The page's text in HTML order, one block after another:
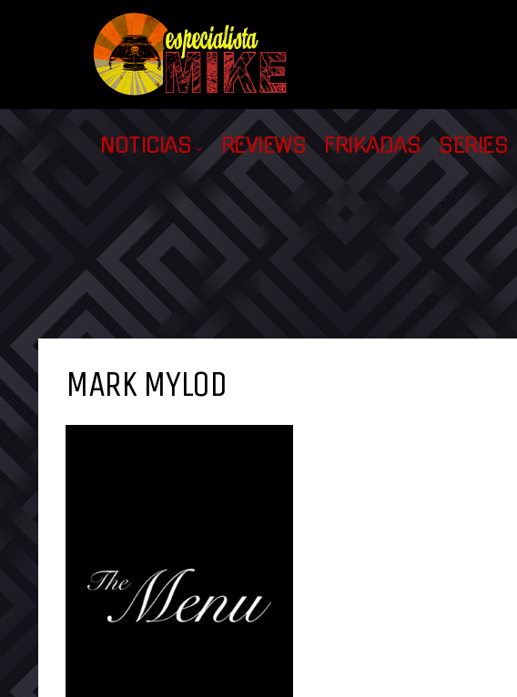
NOTICIAS REVIEWS FRIKADAS SERIES
MARK MYLOD